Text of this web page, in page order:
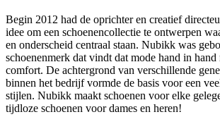
Begin 2012 had de oprichter en creatief
idee om een ​​schoenencollectie te ontwerpen
en onderscheid centraal staan. Nubikk was
schoenenmerk dat vindt dat mode hand in hand
comfort. De achtergrond van verschillende
binnen het bedrijf vormde de basis voor een
stijlen. Nubikk maakt schoenen voor elke
tijdloze schoenen voor dames en heren!